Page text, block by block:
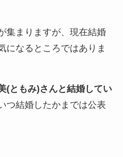
集まりますが、現在結婚
になるところではありま
(ともみ)さんと結婚してい
つ結婚したかまでは公表